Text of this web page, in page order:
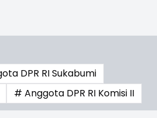
DPR RI Sukabumi
# Anggota DPR RI Komisi II